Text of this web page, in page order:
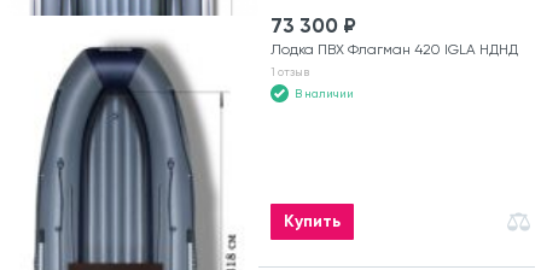
73 300 ₽
Лодка ПВХ Флагман 420 IGLA НДНД
1 отзыв
В наличии
Купить